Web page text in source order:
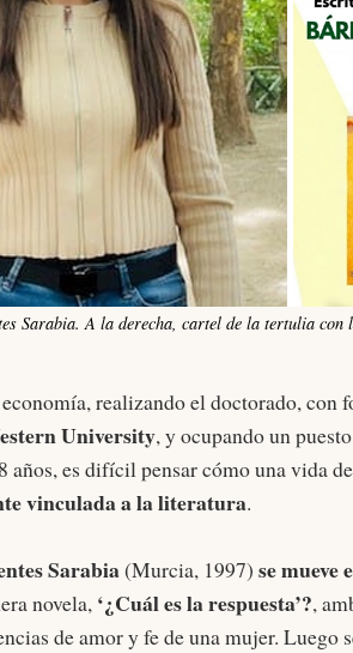
Sarabia. A la derecha, cartel de la tertulia con
realizando el doctorado, con
University, y ocupando un
años, es difícil pensar cómo una vida
vinculada a la literatura.
Sarabia(Murcia, 1997) se mueve
novela, ‘¿Cuál es la respuesta’?,
de amor y fe de una mujer. Luego